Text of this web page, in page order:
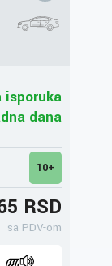
isporuka
dana
10+
RSD
sa PDV-om